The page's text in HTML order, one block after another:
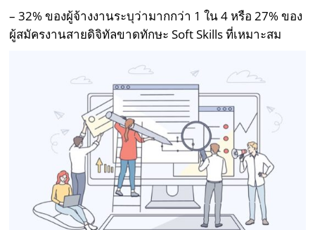
– 32% ของผู้จ้างงานระบุว่ามากกว่า 1 ใน 4 หรือ 27% ของ
ผู้สมัครงานสายดิจิทัลขาดทักษะ Soft Skills ที่เหมาะสม